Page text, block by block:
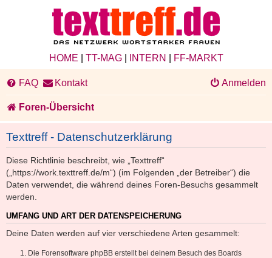
HOME TT-MAG| INTERN FF-MARKT
FAQ Kontakt Anmelden
Foren-Übersicht
Texttreff - Datenschutzerklärung
Diese Richtlinie beschreibt, wie „Texttreff“
(„https://work.texttreff.de/m“) (im Folgenden „der Betreiber“) die
Daten verwendet, die während deines Foren-Besuchs gesammelt
werden.
UMFANG UND ART DER DATENSPEICHERUNG
Deine Daten werden auf vier verschiedene Arten gesammelt:
Die Forensoftware phpBB erstellt bei deinem Besuch des Boards